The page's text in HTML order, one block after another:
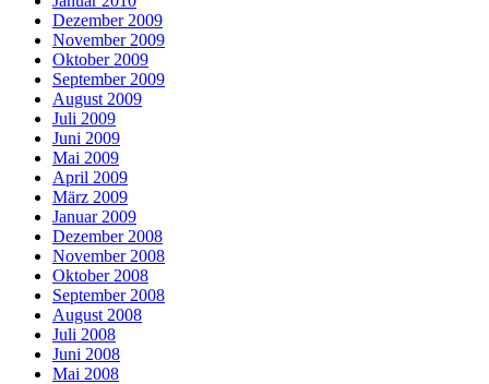
Dezember 2009
November 2009
Oktober 2009
September 2009
August 2009
Juli 2009
Juni 2009
Mai 2009
April 2009
März 2009
Januar 2009
Dezember 2008
November 2008
Oktober 2008
September 2008
August 2008
Juli 2008
Juni 2008
Mai 2008